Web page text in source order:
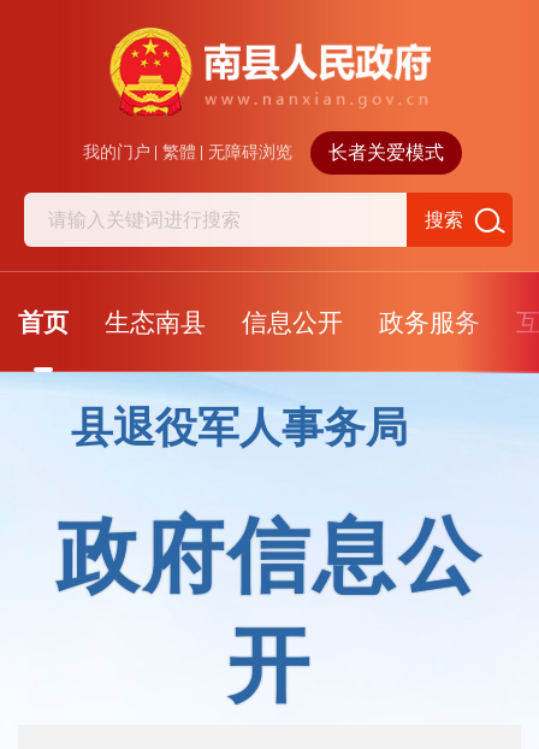
我的门户 繁體 无障碍浏览 长者关爱模式
搜索
首页 生态南县 信息公开 政务服务
县退役军人事务局
政府信息公
开